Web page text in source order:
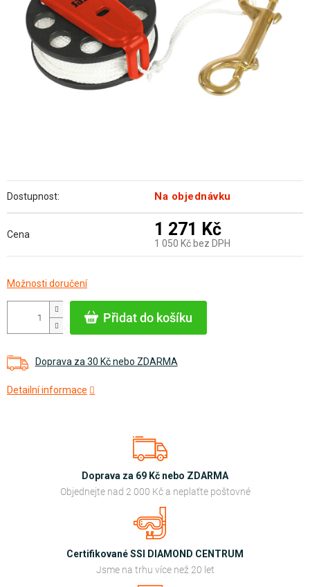
Přidat do košíku
Doprava za 30 Kč nebo ZDARMA
Detailní informace
Dostupnost: Na objednávku
Cena 1 271 Kč
1 050 Kč bez DPH
cena:
Možnosti doručení
Doprava za 69 Kč nebo ZDARMA
Objednejte nad 2 000 Kč a neplaťte poštovné
Certifikované SSI DIAMOND CENTRUM
Jsme na trhu více než 20 let